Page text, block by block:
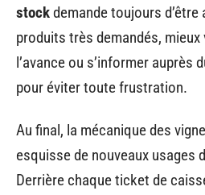
stockdemande toujours
produits très demandés, mieux
l’avance ou s’informer auprès
pour éviter toute frustration.
Au final, la mécanique des
esquisse de nouveaux usages
Derrière chaque ticket de